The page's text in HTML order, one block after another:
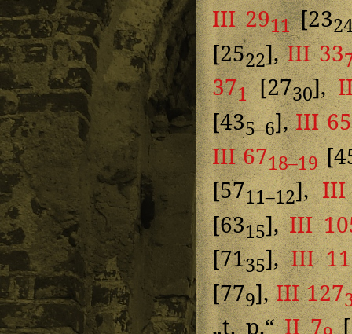
III 2911[23
[2522],III 33
371[2730],
[435–6],III 65
III 6718–19
[5711–12],III
[6315],III
[7135],III
[779],III 127
„t. p.“II 7